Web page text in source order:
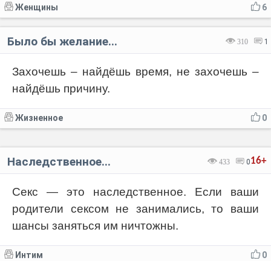
6
Женщины
310 1
Было бы желание...
Захочешь – найдёшь время, не захочешь –
найдёшь причину.
0
Жизненное
16+
433 0
Наследственное...
Секс — это наследственное. Если ваши
родители сексом не занимались, то ваши
шансы заняться им ничтожны.
0
Интим